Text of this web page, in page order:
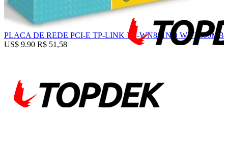
PLACA DE REDE PCI-E TP-LINK TL-WN881ND WIFI 300MBP
US$ 9.90 R$ 51,58